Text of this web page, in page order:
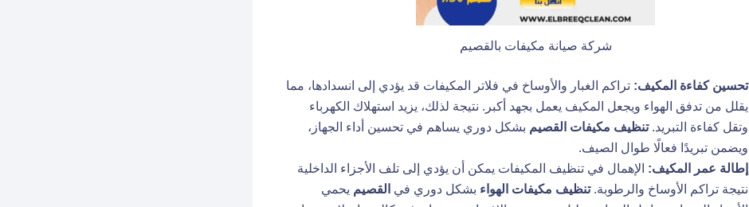
شركة صيانة مكيفات بالقصيم
تحسين كفاءة المكيف: تراكم الغبار والأوساخ في فلاتر المكيفات قد يؤدي إلى انسدادها، مما
يقلل من تدفق الهواء ويجعل المكيف يعمل بجهد أكبر. نتيجة لذلك، يزيد استهلاك الكهرباء
وتقل كفاءة التبريد.تنظيف مكيفات القصيم بشكل دوري يساهم في تحسين أداء الجهاز،
ويضمن تبريدًا فعالًا طوال الصيف.
إطالة عمر المكيف: الإهمال في تنظيف المكيفات يمكن أن يؤدي إلى تلف الأجزاء الداخلية
نتيجة تراكم الأوساخ والرطوبة.تنظيف مكيفات الهواء بشكل دوري في القصيم يحمي